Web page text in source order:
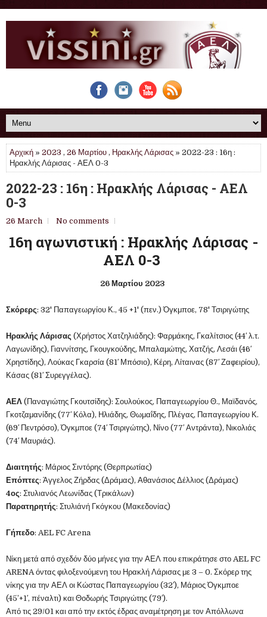
Αρχική » 2023 , 26 Μαρτίου , Ηρακλής Λάρισας » 2022-23 : 16η :
Ηρακλής Λάρισας - ΑΕΛ 0-3
2022-23 : 16η : Ηρακλής Λάρισας - ΑΕΛ
0-3
26 March No comments
16η αγωνιστική : Ηρακλής Λάρισας -
ΑΕΛ 0-3
26 Μαρτίου 2023
Σκόρερς: 32' Παπαγεωργίου Κ., 45 +1' (πεν.) Όγκμποε, 78' Τσιριγώτης
Ηρακλής Λάρισας (Χρήστος Χατζηλιάδης): Φαρμάκης, Γκαλίτσιος (44′ λ.τ.
Λαγωνίδης), Γιαννίτσης, Γκουγκούδης, Μπαλαμώτης, Χατζής, Λεσάι (46′
Χρηστίδης), Λούκας Γκαρσία (81′ Μπόσιο), Κέρη, Λίταινας (87′ Ζαφειρίου),
Κάσας (81′ Συρεγγέλας).
ΑΕΛ (Παναγιώτης Γκουτσίδης): Σουλούκος, Παπαγεωργίου Θ., Μαϊδανός,
Γκοτζαμανίδης (77′ Κόλα), Ηλιάδης, Θωμαΐδης, Πλέγας, Παπαγεωργίου Κ.
(69′ Πεντρόσο), Όγκμποε (74′ Τσιριγώτης), Νίνο (77′ Αντράντα), Νικολιάς
(74′ Μαυριάς).
Διαιτητής: Μάριος Σιντόρης (Θερπρωτίας)
Επόπτες: Άγγελος Ζήρδας (Δράμας), Αθανάσιος Δέλλιος (Δράμας)
4ος: Στυλιανός Λεωνίδας (Τρικάλων)
Παρατηρητής: Στυλιάνή Γκόγκου (Μακεδονίας)
Γήπεδο: AEL FC Arena
Νίκη μετά από σχεδόν δύο μήνες για την ΑΕΛ που επικράτησε στο AEL FC
ARENA όντας φιλοξενούμενη του Ηρακλή Λάρισας με 3 – 0. Σκόρερ της
νίκης για την ΑΕΛ οι Κώστας Παπαγεωργίου (32′), Μάριος Όγκμποε
(45’+1′, πέναλτι) και Θοδωρής Τσιριγώτης (79′).
Από τις 29/01 και από την εκτός έδρας αναμέτρηση με τον Απόλλωνα